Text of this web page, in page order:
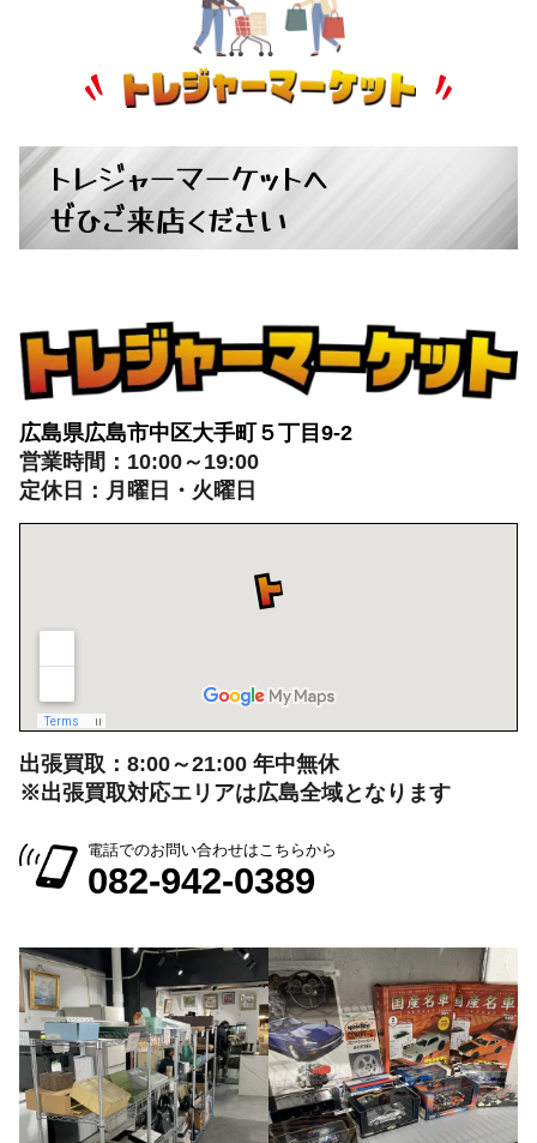
トレジャーマーケットへ
ぜひご来店ください
広島県広島市中区大手町５丁目9-2
営業時間：10:00～19:00
定休日：月曜日・火曜日
出張買取：8:00～21:00 年中無休
※出張買取対応エリアは広島全域となります
電話でのお問い合わせはこちらから
082-942-0389